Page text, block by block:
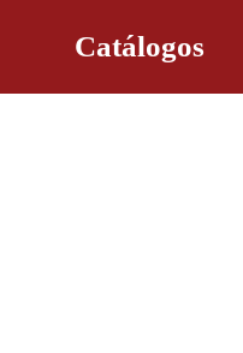
Catálogos